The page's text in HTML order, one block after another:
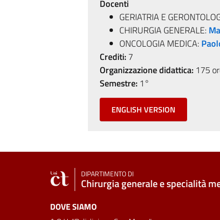
Docenti
GERIATRIA E
CHIRURGIA GENERALE:
ONCOLOGIA MEDICA:
Crediti:7
Organizzazione didattica:175
Semestre:1°
ENGLISH VERSION
DIPARTIMENTO DI
Chirurgia generale e specialità
DOVE SIAMO